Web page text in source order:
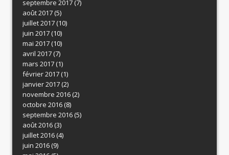
septembre 2017(7)
août 2017(5)
juillet 2017(10)
juin 2017(10)
mai 2017(10)
avril 2017(7)
mars 2017(1)
février 2017(1)
janvier 2017(2)
novembre 2016(2)
octobre 2016(8)
septembre 2016(5)
août 2016(3)
juillet 2016(4)
juin 2016(9)